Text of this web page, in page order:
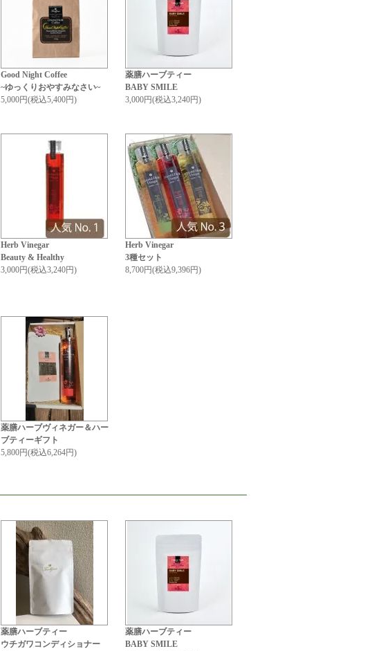
Good Night Coffee
~ゆっくりおやすみなさい~
5,000円(税込5,400円)
薬膳ハーブティー
BABY SMILE
3,000円(税込3,240円)
Herb Vinegar
Beauty & Healthy
3,000円(税込3,240円)
Herb Vinegar
3種セット
8,700円(税込9,396円)
薬膳ハーブヴィネガー＆ハー
ブティーギフト
5,800円(税込6,264円)
薬膳ハーブティー
ウチガワコンディショナー
薬膳ハーブティー
BABY SMILE